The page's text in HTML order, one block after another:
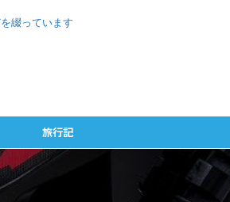
綴っています
旅行記